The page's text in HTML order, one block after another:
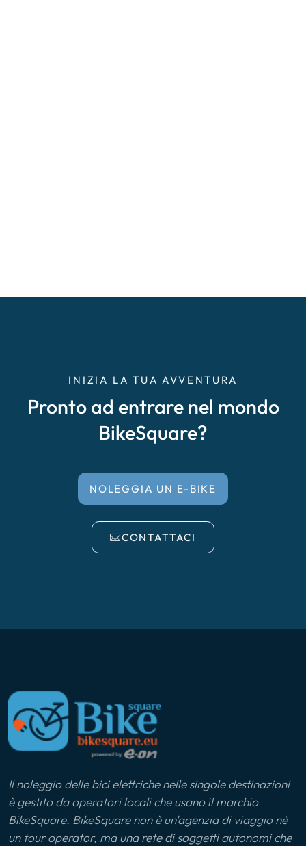
INIZIA LA TUA AVVENTURA
Pronto ad entrare nel mondo
BikeSquare?
NOLEGGIA UN E-BIKE
CONTATTACI
Il noleggio delle bici elettriche nelle singole destinazioni
è gestito da operatori locali che usano il marchio
BikeSquare. BikeSquare non è un'agenzia di viaggio nè
un tour operator, ma una rete di soggetti autonomi che